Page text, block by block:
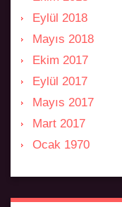
Eylül 2018
Mayıs 2018
Ekim 2017
Eylül 2017
Mayıs 2017
Mart 2017
Ocak 1970